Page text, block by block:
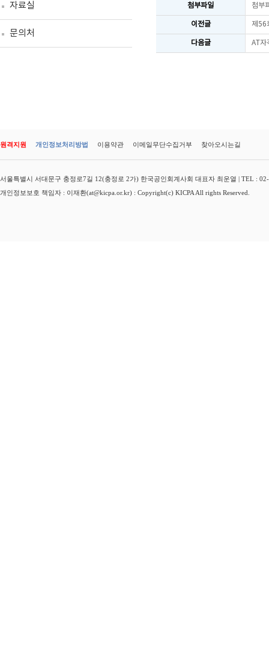
자료실
문의처
첨부파일 첨부
이전글 제56
다음글 AT자
원격지원 개인정보처리방법 이용약관 이메일무단수집거부 찾아오시는길
서울특별시 서대문구 충정로7길 12(충정로 2가) 한국공인회계사회 대표자 최운열 | TEL :
개인정보보호 책임자 : 이재환(at@kicpa.or.kr) : Copyright(c) KICPA All rights Reserved.